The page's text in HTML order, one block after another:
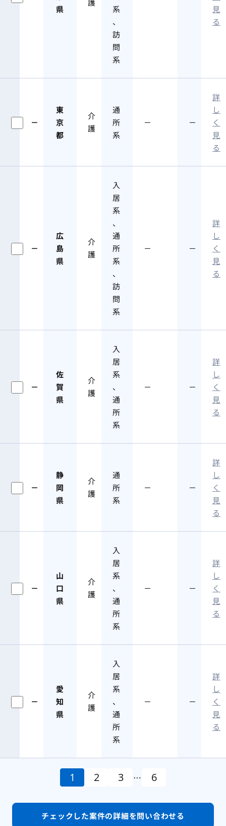
県
護
系
、
訪
問
系
見
る
－
東
京
都
介
護
通
所
系
－ －
詳
し
く
見
る
－
広
島
県
介
護
入
居
系
、
通
所
系
、
訪
問
系
－ －
詳
し
く
見
る
－
佐
賀
県
介
護
入
居
系
、
通
所
系
－ －
詳
し
く
見
る
－
静
岡
県
介
護
通
所
系
－ －
詳
し
く
見
る
－
山
口
県
介
護
入
居
系
、
通
所
系
－ －
詳
し
く
見
る
－
愛
知
県
介
護
入
居
系
、
通
所
系
－ －
詳
し
く
見
る
1 2 3 … 6
チェックした案件の詳細を問い合わせる